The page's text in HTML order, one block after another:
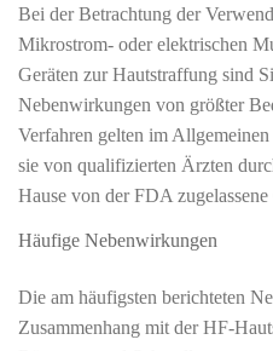
Bei der Betrachtung der
Mikrostrom- oder elektrischen
Geräten zur Hautstraffung sind
Nebenwirkungen von größter
Verfahren gelten im
sie von qualifizierten Ärzten
Hause von der FDA
Häufige Nebenwirkungen
Die am häufigsten berichteten
Zusammenhang mit der HF-